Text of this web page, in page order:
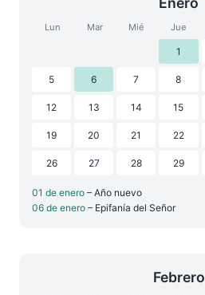
Lun Mar Mié Jue
1
5 6 7 8
12 13 14 15
19 20 21 22
26 27 28 29
01 de enero – Año nuevo
06 de enero – Epifanía del Señor
Febrero